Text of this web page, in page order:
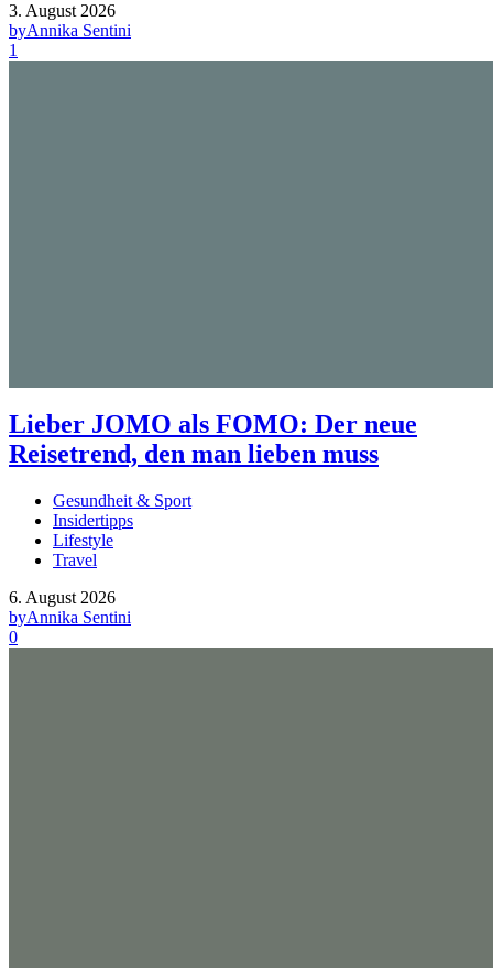
3. August 2026
byAnnika Sentini
1
Lieber JOMO als FOMO: Der neue
Reisetrend, den man lieben muss
Gesundheit & Sport
Insidertipps
Lifestyle
Travel
6. August 2026
byAnnika Sentini
0